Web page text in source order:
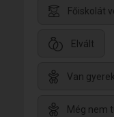
Főiskolát
Elvált
Van
Még nem